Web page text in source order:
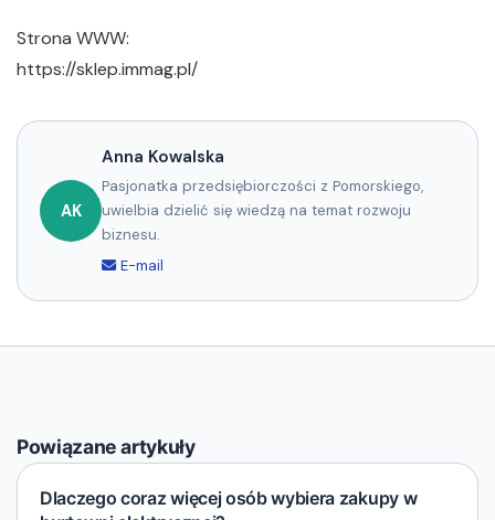
Strona WWW:
https://sklep.immag.pl/
AK
Anna Kowalska
Pasjonatka przedsiębiorczości z Pomorskiego,
uwielbia dzielić się wiedzą na temat rozwoju
biznesu.
E-mail
Powiązane artykuły
Dlaczego coraz więcej osób wybiera zakupy w